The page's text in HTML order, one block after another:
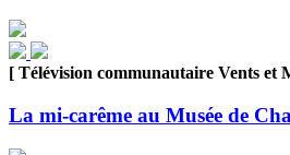
[ Télévision communautaire Vents et
La mi-carême au Musée de